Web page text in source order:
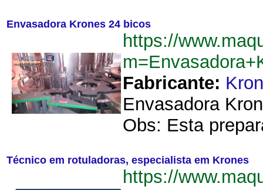
Envasadora Krones 24 bicos
https://
Fabricante:
Envasadora
Obs: Esta
Técnico em rotuladoras, especialista em Krones
https://